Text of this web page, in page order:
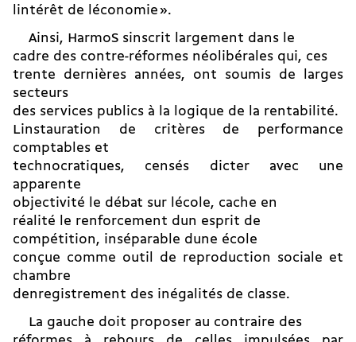
lintérêt de léconomie ».
Ainsi, HarmoS sinscrit largement dans le
cadre des contre-réformes néolibérales qui, ces
trente dernières années, ont soumis de larges
secteurs
des services publics à la logique de la rentabilité.
Linstauration de critères de performance
comptables et
technocratiques, censés dicter avec une
apparente
objectivité le débat sur lécole, cache en
réalité le renforcement dun esprit de
compétition, inséparable dune école
conçue comme outil de reproduction sociale et
chambre
denregistrement des inégalités de classe.
La gauche doit proposer au con­traire des